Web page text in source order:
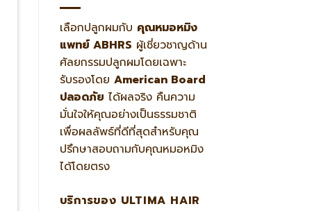
เลือกปลูกผมกับ คุณหมอหมิง
แพทย์ ABHRS ผู้เชี่ยวชาญด้าน
ศัลยกรรมปลูกผมโดยเฉพาะ
รับรองโดย American Board
ปลอดภัย ได้ผลจริง คืนความ
มั่นใจให้คุณอย่างเป็นธรรมชาติ
เพื่อผลลัพธ์ที่ดีที่สุดสำหรับคุณ
ปรึกษาสอบถามกับคุณหมอหมิง
ได้โดยตรง
บริการของ ULTIMA HAIR